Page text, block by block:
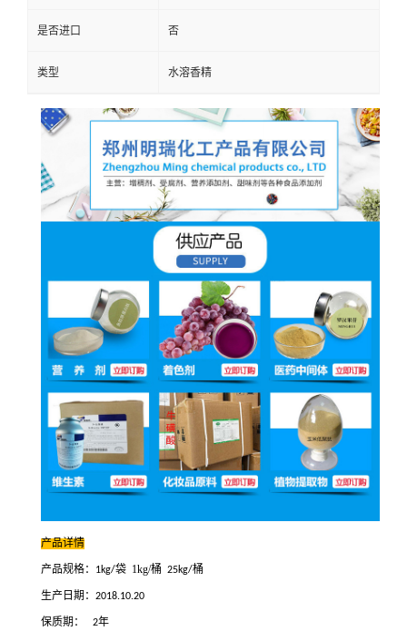
是否进口 否
类型 水溶香精
产品详情
产品规格： 1kg/袋 1kg/桶 25kg/桶
生产日期： 2018.10.20
保质期： 2年